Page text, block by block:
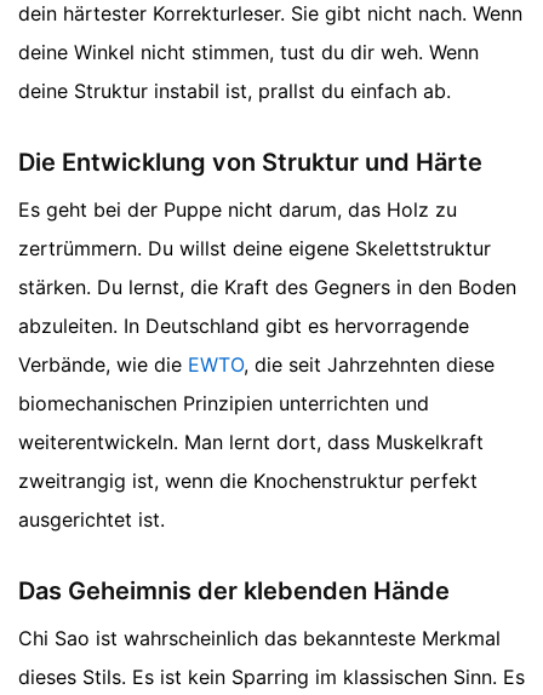
dein härtester Korrekturleser. Sie gibt nicht nach. Wenn
deine Winkel nicht stimmen, tust du dir weh. Wenn
deine Struktur instabil ist, prallst du einfach ab.
Die Entwicklung von Struktur und Härte
Es geht bei der Puppe nicht darum, das Holz zu
zertrümmern. Du willst deine eigene Skelettstruktur
stärken. Du lernst, die Kraft des Gegners in den Boden
abzuleiten. In Deutschland gibt es hervorragende
Verbände, wie die EWTO, die seit Jahrzehnten diese
biomechanischen Prinzipien unterrichten und
weiterentwickeln. Man lernt dort, dass Muskelkraft
zweitrangig ist, wenn die Knochenstruktur perfekt
ausgerichtet ist.
Das Geheimnis der klebenden Hände
Chi Sao ist wahrscheinlich das bekannteste Merkmal
dieses Stils. Es ist kein Sparring im klassischen Sinn. Es